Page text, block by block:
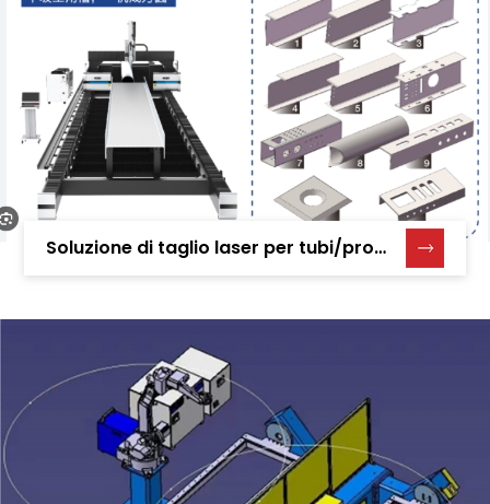
Soluzione di taglio laser per tubi/profili a forma speciale